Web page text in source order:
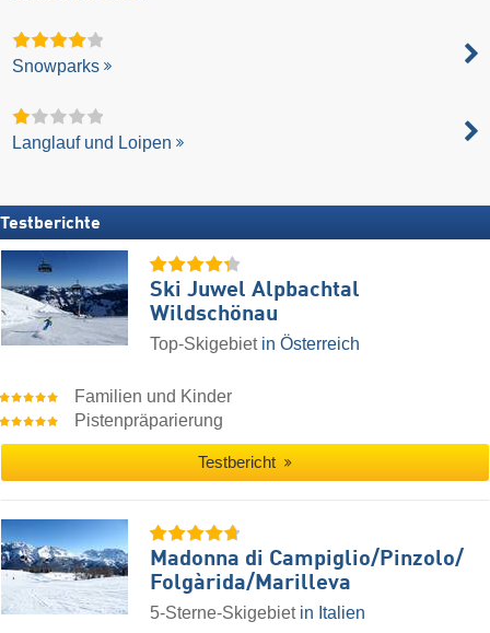
Snowparks
Langlauf und Loipen
Testberichte
Ski Juwel Alpbachtal
Wildschönau
Top-Skigebiet in Österreich
Familien und Kinder
Pistenpräparierung
Testbericht
Madonna di Campiglio/​Pinzolo/​
Folgàrida/​Marilleva
5-Sterne-Skigebiet in Italien